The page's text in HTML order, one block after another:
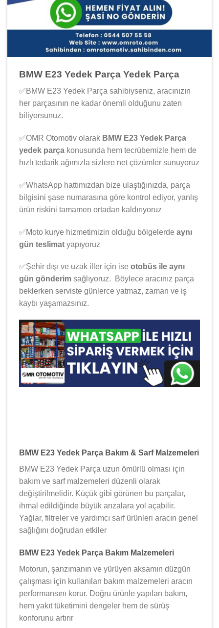
BMW E23 Yedek Parça Yedek Parça
✅BMW E23 Yedek Parça sahibiyseniz, aracınızın
her parçasının ne kadar önemli olduğunu zaten
biliyorsunuz.
✅OMR Otomotiv olarak BMW E23 Yedek Parça
yedek parça konusunda hem tecrübemizle hem de
hızlı tedarik ağımızla sizlere net çözümler sunuyoruz
✅WhatsApp hattımızdan bize ulaştığınızda, parça
bilgisini şase numarasına göre kontrol ediyor, yanlış
ürün riskini tamamen ortadan kaldırıyoruz
✅Moto kurye hizmetimizin olduğu bölgelerde aynı
gün teslimat yapıyoruz
✅Şehir dışı ve uzak iller için ise otobüs ile aynı
gün gönderim sağlıyoruz. Böylece aracınız parça
beklerken serviste günlerce yatmaz, zaman ve iş
kaybı yaşamazsınız.
BMW E23 Yedek Parça Bakım & Sarf Malzemeleri
BMW E23 Yedek Parça uzun ömürlü olması için
bakım ve sarf malzemeleri düzenli olarak
değiştirilmelidir. Küçük gibi görünen bu parçalar,
ihmal edildiğinde büyük arızalara yol açabilir.
Yağlar, filtreler ve yardımcı sarf ürünleri aracın genel
sağlığını doğrudan etkiler ️
BMW E23 Yedek Parça Bakım Malzemeleri
Motorun, şanzımanın ve yürüyen aksamın düzgün
çalışması için kullanılan bakım malzemeleri aracın
performansını korur. Doğru ürünle yapılan bakım,
hem yakıt tüketimini dengeler hem de sürüş
konforunu artırır